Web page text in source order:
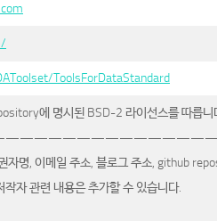
ToolsForDataStandard
에 명시된 BSD-2 라이선스를 따릅니
자명, 이메일 주소, 블로그 주소, github
자 관련 내용은 추가할 수 있습니다.